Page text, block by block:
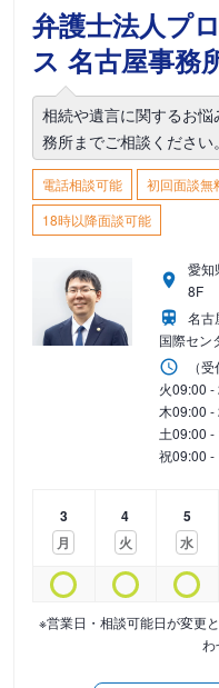
弁護士法人プ
ス 名古屋事務
相続や遺言に関するお
務所までご相談ください。
電話相談可能 初回面談無
18時以降面談可能
愛知
8F
名古
国際セン
（
火09:00 -
木09:00 -
土09:00 -
祝09:00 -
3
月
4
火
5
水
※営業日・相談可能日が変更
わ